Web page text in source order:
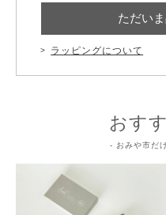
ただい
ラッピングについて
おす
- おみや市だ